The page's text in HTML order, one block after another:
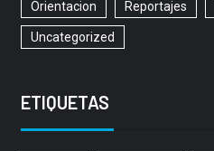
Orientacion Reportajes
Uncategorized
ETIQUETAS